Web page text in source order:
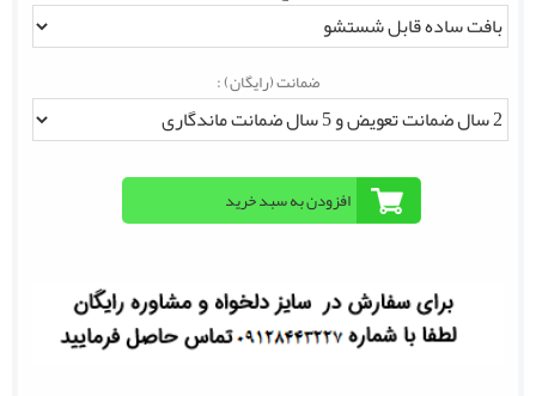
ضمانت (رایگان) :